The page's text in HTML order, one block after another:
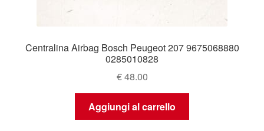
Centralina Airbag Bosch Peugeot 207 9675068880
0285010828
€48.00
Aggiungi al carrello